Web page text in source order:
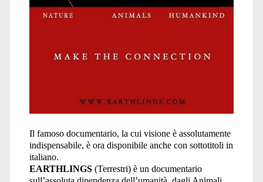
Il famoso documentario, la cui visione è assolutamente
indispensabile, è ora disponibile anche con sottotitoli in
italiano.
EARTHLINGS(Terrestri) è un documentario